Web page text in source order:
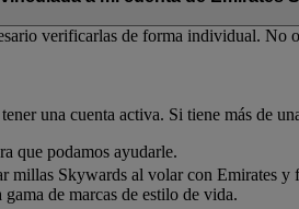
verificarlas de forma individual. No
una cuenta activa. Si tiene más de
que podamos ayudarle.
millas Skywards al volar con Emirates
de marcas de estilo de vida.